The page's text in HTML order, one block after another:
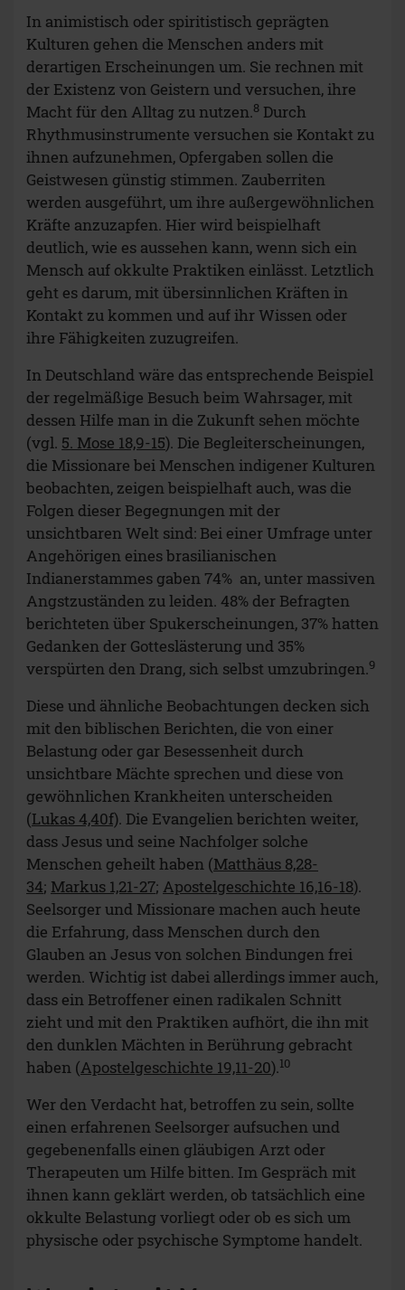
In animistisch oder spiritistisch geprägten
Kulturen gehen die Menschen anders mit
derartigen Erscheinungen um. Sie rechnen mit
der Existenz von Geistern und versuchen, ihre
Macht für den Alltag zu nutzen.8 Durch
Rhythmusinstrumente versuchen sie Kontakt zu
ihnen aufzunehmen, Opfergaben sollen die
Geistwesen günstig stimmen. Zauberriten
werden ausgeführt, um ihre außergewöhnlichen
Kräfte anzuzapfen. Hier wird beispielhaft
deutlich, wie es aussehen kann, wenn sich ein
Mensch auf okkulte Praktiken einlässt. Letztlich
geht es darum, mit übersinnlichen Kräften in
Kontakt zu kommen und auf ihr Wissen oder
ihre Fähigkeiten zuzugreifen.
In Deutschland wäre das entsprechende Beispiel
der regelmäßige Besuch beim Wahrsager, mit
dessen Hilfe man in die Zukunft sehen möchte
(vgl. 5. Mose 18,9-15). Die Begleiterscheinungen,
die Missionare bei Menschen indigener Kulturen
beobachten, zeigen beispielhaft auch, was die
Folgen dieser Begegnungen mit der
unsichtbaren Welt sind: Bei einer Umfrage unter
Angehörigen eines brasilianischen
Indianerstammes gaben 74% an, unter massiven
Angstzuständen zu leiden. 48% der Befragten
berichteten über Spukerscheinungen, 37% hatten
Gedanken der Gotteslästerung und 35%
verspürten den Drang, sich selbst umzubringen.9
Diese und ähnliche Beobachtungen decken sich
mit den biblischen Berichten, die von einer
Belastung oder gar Besessenheit durch
unsichtbare Mächte sprechen und diese von
gewöhnlichen Krankheiten unterscheiden
(Lukas 4,40f). Die Evangelien berichten weiter,
dass Jesus und seine Nachfolger solche
Menschen geheilt haben (Matthäus 8,28-
34; Markus 1,21-27; Apostelgeschichte 16,16-18).
Seelsorger und Missionare machen auch heute
die Erfahrung, dass Menschen durch den
Glauben an Jesus von solchen Bindungen frei
werden. Wichtig ist dabei allerdings immer auch,
dass ein Betroffener einen radikalen Schnitt
zieht und mit den Praktiken aufhört, die ihn mit
den dunklen Mächten in Berührung gebracht
haben (Apostelgeschichte 19,11-20).10
Wer den Verdacht hat, betroffen zu sein, sollte
einen erfahrenen Seelsorger aufsuchen und
gegebenenfalls einen gläubigen Arzt oder
Therapeuten um Hilfe bitten. Im Gespräch mit
ihnen kann geklärt werden, ob tatsächlich eine
okkulte Belastung vorliegt oder ob es sich um
physische oder psychische Symptome handelt.